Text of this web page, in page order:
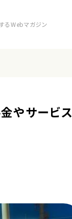
るWebマガジン
やサービス